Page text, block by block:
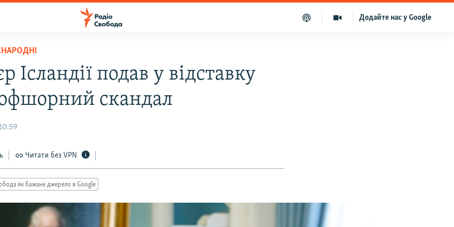
Додайте нас у Google
Ісландії подав у відставку
скандал
Читати без VPN
як бажане джерело в Google